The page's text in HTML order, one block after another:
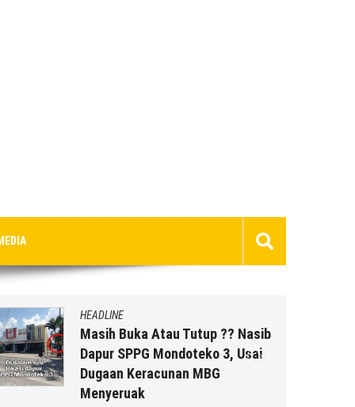
HEADLINE
Masih Buka Atau Tutup ?? Nasib
Dapur SPPG Mondoteko 3, Usai
Dugaan Keracunan MBG
Menyeruak